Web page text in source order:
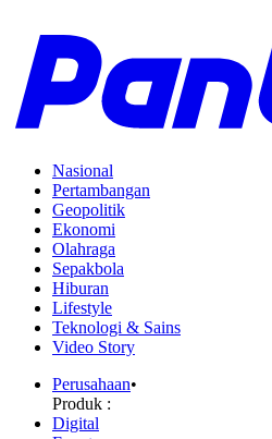
Nasional
Pertambangan
Geopolitik
Ekonomi
Olahraga
Sepakbola
Hiburan
Lifestyle
Teknologi & Sains
Video Story
Perusahaan•
Produk :
Digital